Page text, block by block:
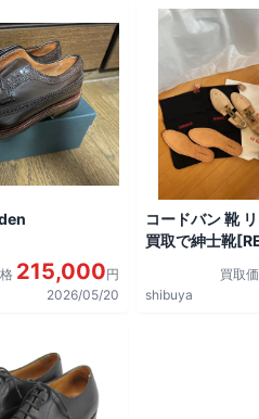
215,000円
2026/05/20
コードバン 靴
買取で紳士靴
買取
shibuya